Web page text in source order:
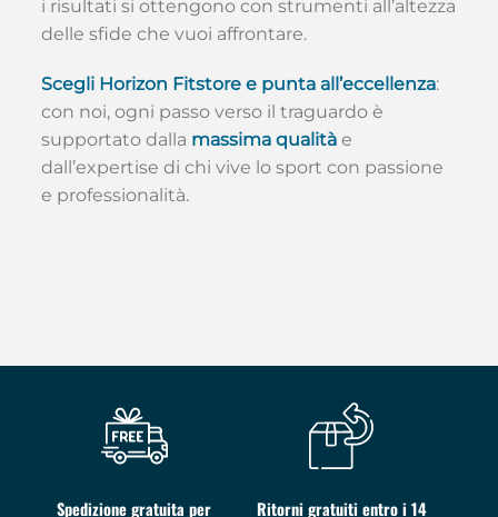
i risultati si ottengono con strumenti all’altezza
delle sfide che vuoi affrontare.
Scegli Horizon Fitstore e punta all’eccellenza:
con noi, ogni passo verso il traguardo è
supportato dalla massima qualità e
dall’expertise di chi vive lo sport con passione
e professionalità.
Spedizione gratuita per
Ritorni gratuiti entro i 14